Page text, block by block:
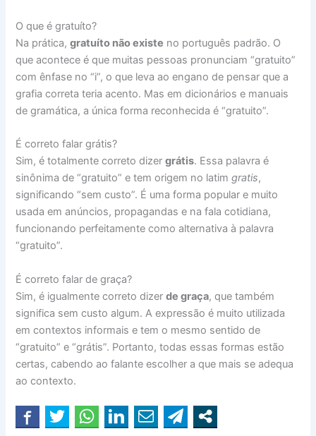
O que é gratuíto?
Na prática,gratuíto não existe no português padrão. O
que acontece é que muitas pessoas pronunciam “gratuito”
com ênfase no “i”, o que leva ao engano de pensar que a
grafia correta teria acento. Mas em dicionários e manuais
de gramática, a única forma reconhecida é “gratuito”.
É correto falar grátis?
Sim, é totalmente correto dizergrátis. Essa palavra é
sinônima de “gratuito” e tem origem no latimgratis,
significando “sem custo”. É uma forma popular e muito
usada em anúncios, propagandas e na fala cotidiana,
funcionando perfeitamente como alternativa à palavra
“gratuito”.
É correto falar de graça?
Sim, é igualmente correto dizerde graça, que também
significa sem custo algum. A expressão é muito utilizada
em contextos informais e tem o mesmo sentido de
“gratuito” e “grátis”. Portanto, todas essas formas estão
certas, cabendo ao falante escolher a que mais se adequa
ao contexto.